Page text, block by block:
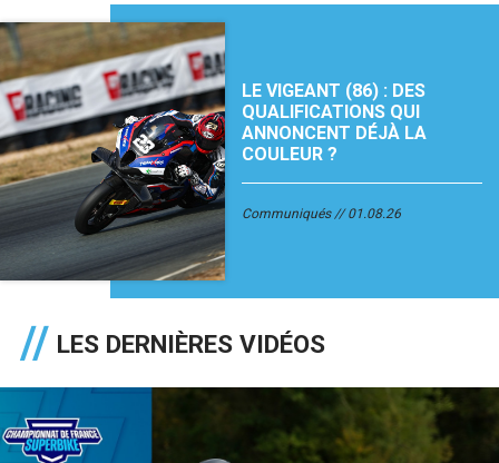
LE VIGEANT (86) : DES
QUALIFICATIONS QUI
ANNONCENT DÉJÀ LA
COULEUR ?
Communiqués 01.08.26
LES DERNIÈRES VIDÉOS